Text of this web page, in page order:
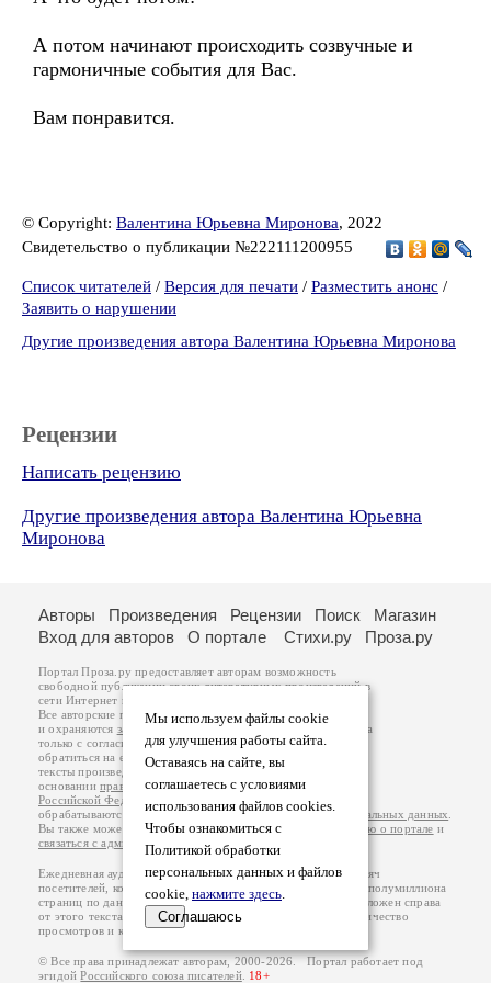
А потом начинают происходить созвучные и
гармоничные события для Вас.
Вам понравится.
© Copyright: Валентина Юрьевна Миронова, 2022
Свидетельство о публикации №222111200955
Список читателей / Версия для печати / Разместить анонс /
Заявить о нарушении
Другие произведения автора Валентина Юрьевна Миронова
Рецензии
Написать рецензию
Другие произведения автора Валентина Юрьевна
Миронова
Мы используем файлы cookie
для улучшения работы сайта.
Оставаясь на сайте, вы
соглашаетесь с условиями
использования файлов cookies.
Чтобы ознакомиться с
Политикой обработки
персональных данных и файлов
cookie, нажмите здесь.
Соглашаюсь
Авторы Произведения Рецензии Поиск
Магазин
Вход для авторов
О портале Стихи.ру Проза.ру
Портал Проза.ру предоставляет авторам возможность
свободной публикации своих литературных произведений в
сети Интернет на основании
Все авторские права на произведения принадлежат авторам
и охраняются законом
. Перепечатка произведений возможна
только с согласия его автора, к которому вы можете
обратиться на его авторской странице. Ответственность за
тексты произведений авторы несут самостоятельно на
основанииправил публикацииизаконодательства
Российской Федерации
. Данные пользователей
обрабатываются на основанииПолитики обработки персональных данных
Вы также можете посмотреть более подробную
информацию о портале и
связаться с администрацией
Ежедневная аудитория портала Проза.ру – порядка 100 тысяч
посетителей, которые в общей сумме просматривают более полумиллиона
страниц по данным счетчика посещаемости, который расположен справа
от этого текста. В каждой графе указано по две цифры: количество
просмотров и количество посетителей.
© Все права принадлежат авторам, 2000-2026. Портал работает под
эгидойРоссийского союза писателей. 18+